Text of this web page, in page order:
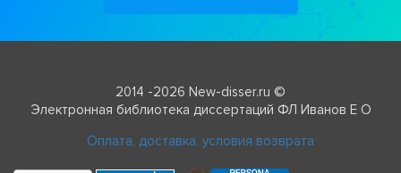
2014 -2026 New-disser.ru ©
Электронная библиотека диссертаций ФЛ Иванов Е О
Оплата, доставка, условия возврата